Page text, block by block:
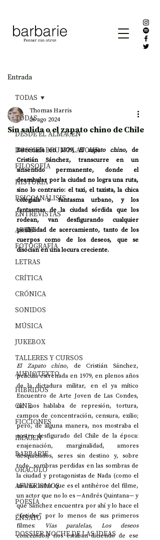
Entrada
TODAS
DESDE EL ALMACÉN
DOSSIER BRUNO LATOUR
FILOSOFÍA
HISTORIA
PSICOANÁLISIS
ENTREVISTAS
ARTE
FOTOGRAFÍA
LETRAS
CRÍTICA
CRÓNICA
SONIDOS
MÚSICA
JUKEBOX
TALLERES Y CURSOS
AUDIOTEXTO
HÍBRIDOS
CINE
FICCIONES
IMAGEN
BARBARIE
ORÁCULO
AFUERISMOS
POESÍA
ENSAYO
DOSSIER NOCHE DE LAS IDEAS
TODAS
Sin salida o el zapato chino de Chile
Thomas Harris
26 ago 2024
Estrenada en 1979, El zapato chino, de
Cristián Sánchez, transcurre en un
sinsentido permanente, donde el
deambular por la ciudad no logra una ruta,
sino lo contrario: el taxi, el taxista, la chica
colegiala o fantasma urbano, y los
fantasmas de la ciudad sórdida que los
rodean, van desfigurando cualquier
posibilidad de acercamiento, tanto de los
cuerpos como de los deseos, que se
disocian en una locura creciente.
El Zapato chino, de Cristián Sánchez,
película estrenada en 1979, en plenos años
de la dictadura militar, en el ya mítico
Encuentro de Arte Joven de Las Condes,
no nos hablaba de represión, tortura,
campos de concentración, censura, exilio;
pero, de alguna manera, nos mostraba el
rostro desfigurado del Chile de la época:
enajenación, marginalidad, amores
desquiciados, seres sin destino y, sobre
todo, sombras perdidas en las sombras de
la ciudad y protagonistas de Nada (como el
mismo actor que es el antihéroe del filme,
un actor que no lo es —Andrés Quintana— y
que Sánchez encuentra por ahí y lo hace el
“fetiche” por lo menos de sus primeros
filmes:
Vías paralelas, Los deseos
concebidos) nos estaban diciendo de ese